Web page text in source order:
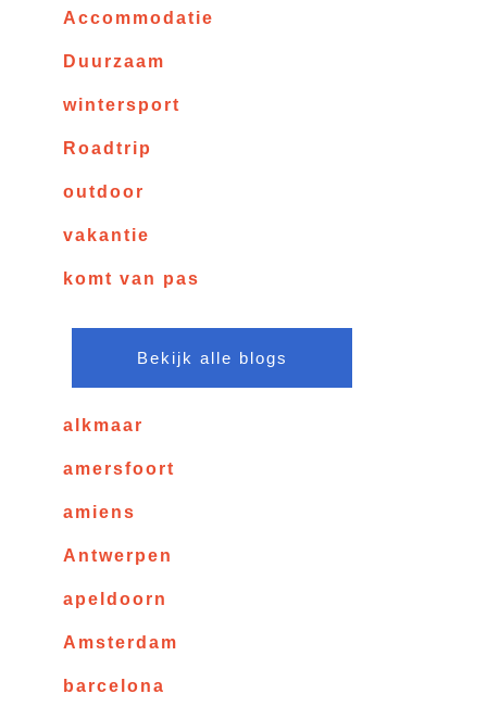
Accommodatie
Duurzaam
wintersport
Roadtrip
outdoor
vakantie
komt van pas
Bekijk alle blogs
alkmaar
amersfoort
amiens
Antwerpen
apeldoorn
Amsterdam
barcelona